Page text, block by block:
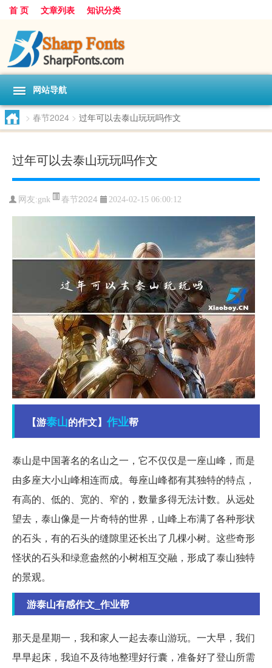
首 页 文章列表 知识分类
网站导航
> 春节2024 > 过年可以去泰山玩玩吗作文
过年可以去泰山玩玩吗作文
网友:gnk 春节2024 2024-02-15 06:00:12
【游泰山的作文】 作业帮
泰山是中国著名的名山之一，它不仅仅是一座山峰，而是
由多座大小山峰相连而成。每座山峰都有其独特的特点，
有高的、低的、宽的、窄的，数量多得无法计数。从远处
望去，泰山像是一片奇特的世界，山峰上布满了各种形状
的石头，有的石头的缝隙里还长出了几棵小树。这些奇形
怪状的石头和绿意盎然的小树相互交融，形成了泰山独特
的景观。
游泰山有感作文_作业帮
那天是星期一，我和家人一起去泰山游玩。一大早，我们
早早起床，我迫不及待地整理好行囊，准备好了登山所需